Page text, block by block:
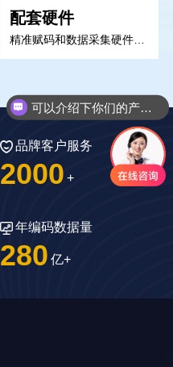
配套硬件
精准赋码和数据采集硬件，推动企业业务流程的数字化转型
品牌客户服务
2000 +
年编码数据量
280 亿+
可以介绍下你们的产品么